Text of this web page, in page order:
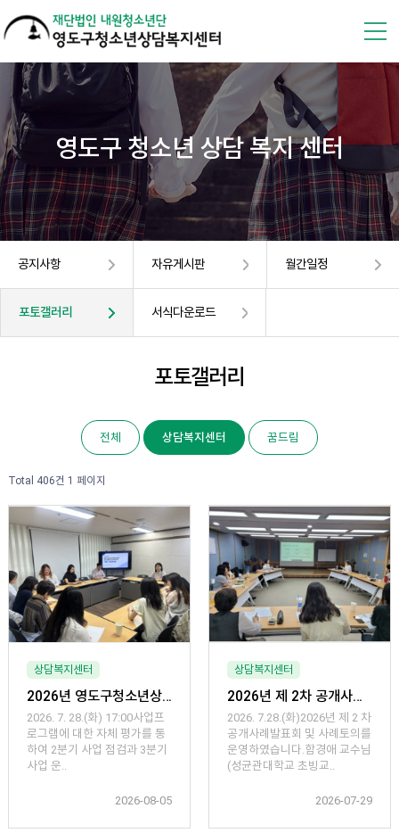
영도구 청소년 상담 복지 센터
공지사항 자유게시판 월간일정
포토갤러리 서식다운로드
포토갤러리
전체 상담복지센터 꿈드림
Total 406건 1 페이지
상담복지센터
2026년 영도구청소년상담복지센터 2분기 평가회 실시
2026. 7. 28.(화) 17:00사업프
로그램에 대한 자체 평가를 통
하여 2분기 사업 점검과 3분기
사업 운..
2026-08-05
상담복지센터
2026년 제 2차 공개사례발표 및 사례토의
2026. 7.28.(화)2026년 제 2 차
공개사례발표회 및 사례토의를
운영하였습니다.함경애 교수님
(성균관대학교 초빙교..
2026-07-29